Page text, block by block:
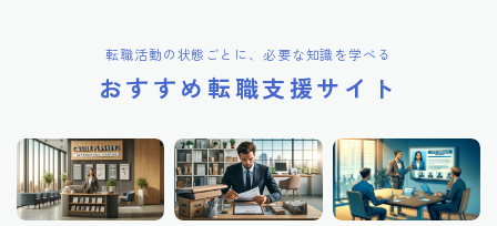
転職活動の状態ごとに、必要な知識を学べる
おすすめ転職支援サイト